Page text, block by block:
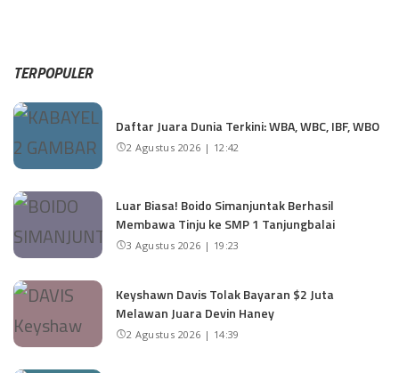
TERPOPULER
Daftar Juara Dunia Terkini: WBA, WBC, IBF, WBO
2 Agustus 2026 | 12:42
Luar Biasa! Boido Simanjuntak Berhasil
Membawa Tinju ke SMP 1 Tanjungbalai
3 Agustus 2026 | 19:23
Keyshawn Davis Tolak Bayaran $2 Juta
Melawan Juara Devin Haney
2 Agustus 2026 | 14:39